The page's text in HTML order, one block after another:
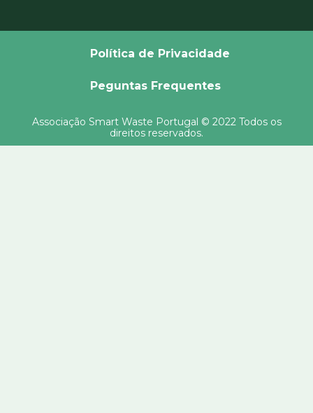
Política de Privacidade
Peguntas Frequentes
Associação Smart Waste Portugal © 2022 Todos os
direitos reservados.